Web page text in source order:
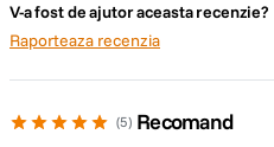
V-a fost de ajutor aceasta recenzie?
Raporteaza recenzia
5 Recomand